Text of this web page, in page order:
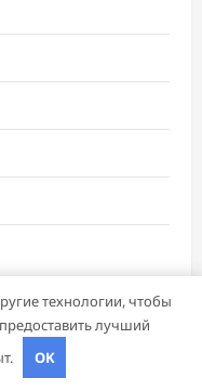
технологии, чтобы
лучший
OK